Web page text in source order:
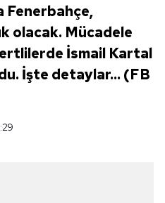
Fenerbahçe,
olacak. Mücadele
İsmail Kartal
İşte detaylar... (FB